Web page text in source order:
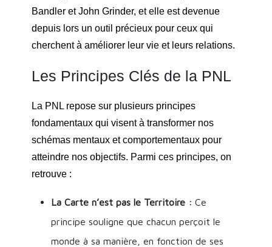
Bandler et John Grinder, et elle est devenue
depuis lors un outil précieux pour ceux qui
cherchent à améliorer leur vie et leurs relations.
Les Principes Clés de la PNL
La PNL repose sur plusieurs principes
fondamentaux qui visent à transformer nos
schémas mentaux et comportementaux pour
atteindre nos objectifs. Parmi ces principes, on
retrouve :
La Carte n’est pas le Territoire : Ce
principe souligne que chacun perçoit le
monde à sa manière, en fonction de ses